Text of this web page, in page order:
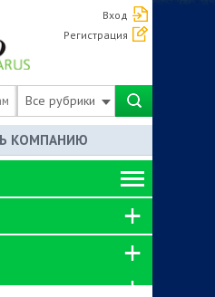
Вход
Регистрация
Все рубрики
КОМПАНИЮ